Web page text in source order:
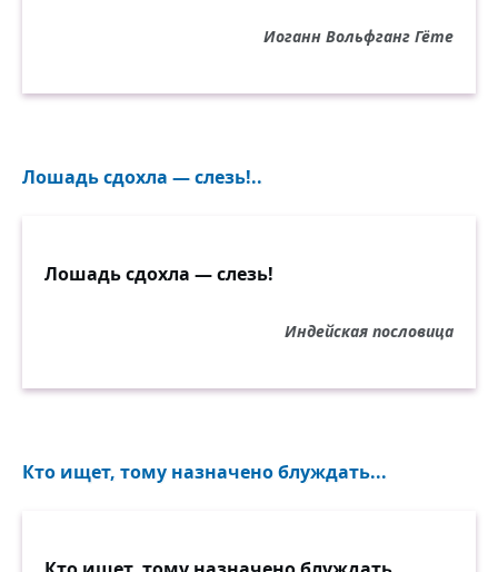
Иоганн Вольфганг Гёте
Лошадь сдохла — слезь!..
Лошадь сдохла — слезь!
Индейская пословица
Кто ищет, тому назначено блуждать...